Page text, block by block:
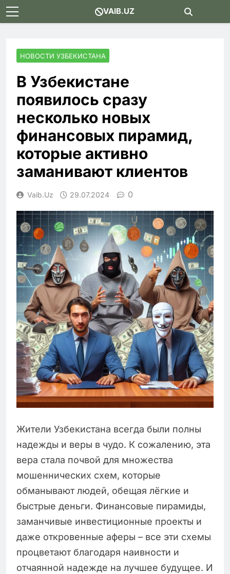
Skip
to
VAIB.UZ
НОВОСТИ УЗБЕКИСТАНА
В Узбекистане
появилось сразу
несколько новых
финансовых пирамид,
которые активно
заманивают клиентов
Vaib.uz 29.07.2024 0
Жители Узбекистана всегда были полны
надежды и веры в чудо. К сожалению, эта
вера стала почвой для множества
мошеннических схем, которые
обманывают людей, обещая лёгкие и
быстрые деньги. Финансовые пирамиды,
заманчивые инвестиционные проекты и
даже откровенные аферы – все эти схемы
процветают благодаря наивности и
отчаянной надежде на лучшее будущее. И